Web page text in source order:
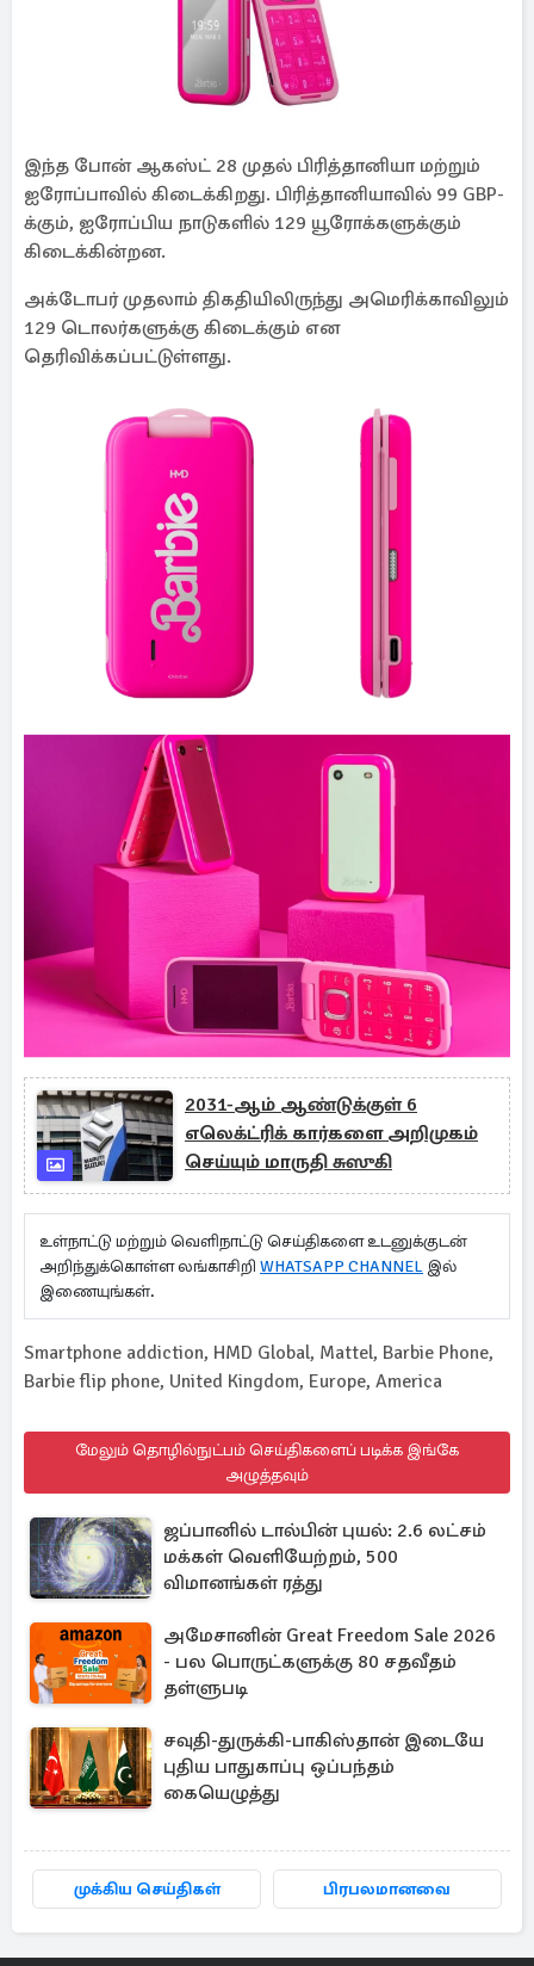
இந்த போன் ஆகஸ்ட் 28 முதல் பிரித்தானியா மற்றும்
ஐரோப்பாவில் கிடைக்கிறது. பிரித்தானியாவில் 99 GBP-
க்கும், ஐரோப்பிய நாடுகளில் 129 யூரோக்களுக்கும்
கிடைக்கின்றன.
அக்டோபர் முதலாம் திகதியிலிருந்து அமெரிக்காவிலும்
129 டொலர்களுக்கு கிடைக்கும் என
தெரிவிக்கப்பட்டுள்ளது.
2031-ஆம் ஆண்டுக்குள் 6
எலெக்ட்ரிக் கார்களை அறிமுகம்
செய்யும் மாருதி சுஸுகி
உள்நாட்டு மற்றும் வெளிநாட்டு செய்திகளை உடனுக்குடன்
அறிந்துக்கொள்ள லங்காசிறி WHATSAPP CHANNEL இல்
இணையுங்கள்.
Smartphone addiction, HMD Global, Mattel, Barbie Phone,
Barbie flip phone, United Kingdom, Europe, America
மேலும் தொழில்நுட்பம் செய்திகளைப் படிக்க இங்கே
அழுத்தவும்
ஜப்பானில் டால்பின் புயல்: 2.6 லட்சம்
மக்கள் வெளியேற்றம், 500
விமானங்கள் ரத்து
அமேசானின் Great Freedom Sale 2026
- பல பொருட்களுக்கு 80 சதவீதம்
தள்ளுபடி
சவுதி-துருக்கி-பாகிஸ்தான் இடையே
புதிய பாதுகாப்பு ஒப்பந்தம்
கையெழுத்து
முக்கிய செய்திகள் பிரபலமானவை